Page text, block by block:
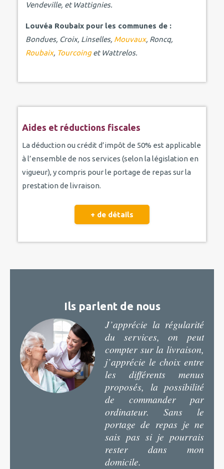
Vendeville, et Wattignies.
Louvéa Roubaix pour les communes de :
Bondues, Croix, Linselles, Mouvaux, Roncq,
Roubaix, Tourcoinget Wattrelos.
Aides et réductions fiscales
La déduction ou crédit d’impôt de 50% est applicable
à l’ensemble de nos services (selon la législation en
vigueur), y compris pour le portage de repas sur la
prestation de livraison.
+ de détails
Ils parlent de nous
J’apprécie la régularité
du services, on peut
compter sur la livraison,
j’apprécie le choix entre
les différents menus
proposés, la possibilité
de commander par
ordinateur. Sans le
portage de repas je ne
sais pas si je pourrais
rester dans mon
domicile.